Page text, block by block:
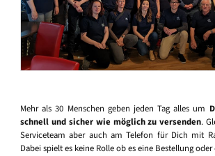
Mehr als 30 Menschen geben jeden Tag alles um
schnell und sicher wie möglich zu versenden.
Serviceteam aber auch am Telefon für Dich mit
Dabei spielt es keine Rolle ob es eine Bestellung